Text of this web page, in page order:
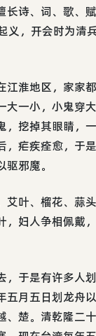
诗、词、歌、
义，开会时为清
江淮地区，家家
一小，小鬼穿
挖掉其眼睛，
疟疾痊愈，于
邪魔。
艾叶、榴花、蒜
妇人争相佩戴
，于是有许多人
月五日划龙舟
楚。清乾隆二